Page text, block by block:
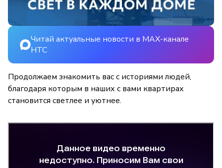
Читай актуальные новости в MAX-канале
НТС
Продолжаем знакомить вас с историями людей,
благодаря которым в наших с вами квартирах
становится светлее и уютнее.